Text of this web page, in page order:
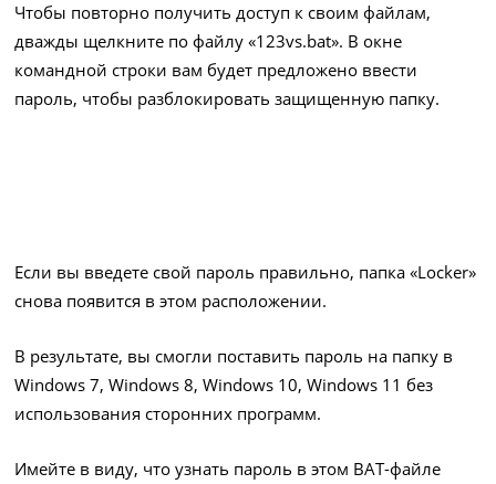
Чтобы повторно получить доступ к своим файлам,
дважды щелкните по файлу «123vs.bat». В окне
командной строки вам будет предложено ввести
пароль, чтобы разблокировать защищенную папку.
Если вы введете свой пароль правильно, папка «Locker»
снова появится в этом расположении.
В результате, вы смогли поставить пароль на папку в
Windows 7, Windows 8, Windows 10, Windows 11 без
использования сторонних программ.
Имейте в виду, что узнать пароль в этом BAT-файле